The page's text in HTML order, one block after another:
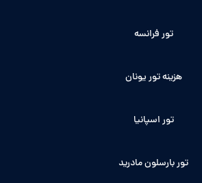
تور فرانسه
هزینه تور یونان
تور اسپانیا
تور بارسلون مادرید